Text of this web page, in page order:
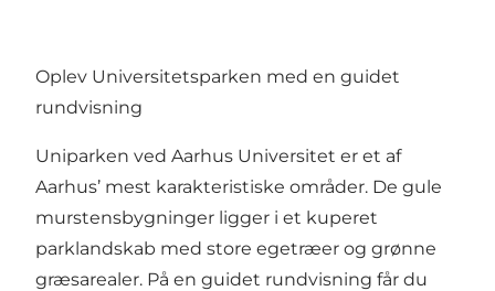
Oplev Universitetsparken med en guidet
rundvisning
Uniparken ved Aarhus Universitet er et af
Aarhus’ mest karakteristiske områder. De gule
murstensbygninger ligger i et kuperet
parklandskab med store egetræer og grønne
græsarealer. På en guidet rundvisning får du